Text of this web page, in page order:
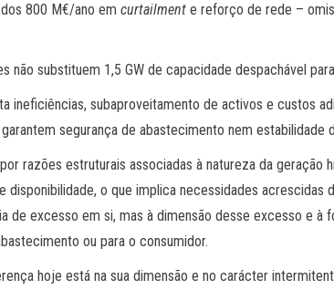
800 M€/ano em curtailment e reforço de rede –
substituem 1,5 GW de capacidade despachável
ineficiências, subaproveitamento de activos e custos
segurança de abastecimento nem estabilidade
razões estruturais associadas à natureza da geração
o que implica necessidades acrescidas
excesso em si, mas à dimensão desse excesso e
ou para o consumidor.
hoje está na sua dimensão e no carácter